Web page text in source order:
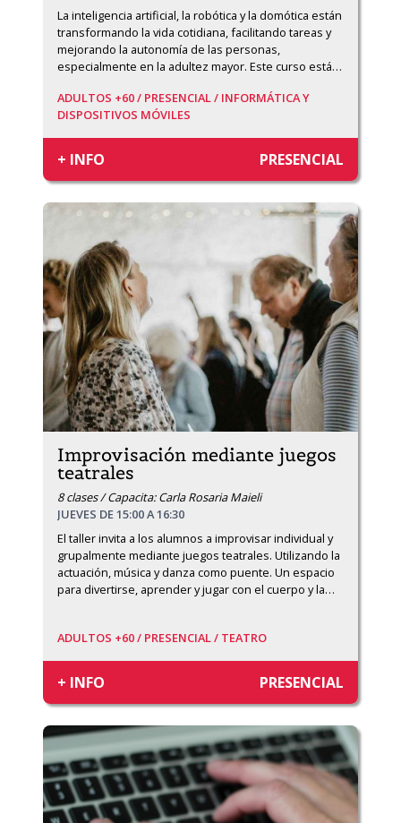
La inteligencia artificial, la robótica y la domótica están
transformando la vida cotidiana, facilitando tareas y
mejorando la autonomía de las personas,
especialmente en la adultez mayor. Este curso está…
ADULTOS +60 / PRESENCIAL / INFORMÁTICA Y
DISPOSITIVOS MÓVILES
+ INFO PRESENCIAL
Improvisación mediante juegos
teatrales
8 clases / Capacita: Carla Rosaria Maieli
JUEVES DE 15:00 A 16:30
El taller invita a los alumnos a improvisar individual y
grupalmente mediante juegos teatrales. Utilizando la
actuación, música y danza como puente. Un espacio
para divertirse, aprender y jugar con el cuerpo y la…
ADULTOS +60 / PRESENCIAL / TEATRO
+ INFO PRESENCIAL